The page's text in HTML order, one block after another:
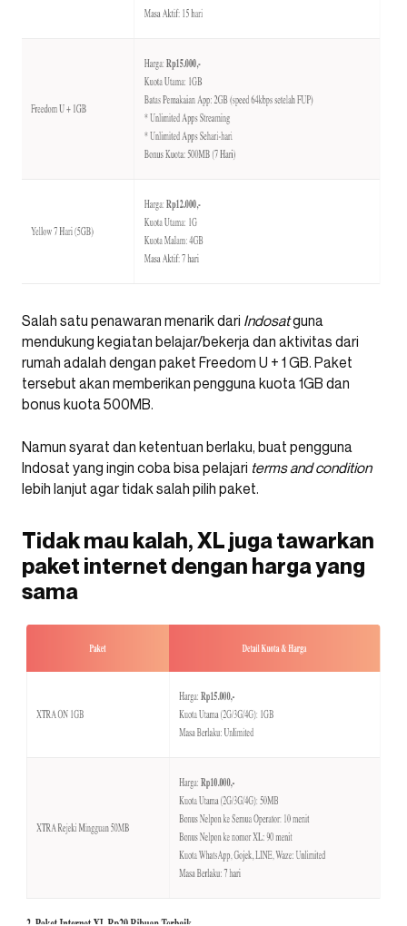
Salah satu penawaran menarik dari Indosatguna
mendukung kegiatan belajar/bekerja dan aktivitas dari
rumah adalah dengan paket Freedom U + 1 GB. Paket
tersebut akan memberikan pengguna kuota 1GB dan
bonus kuota 500MB.
Namun syarat dan ketentuan berlaku, buat pengguna
Indosat yang ingin coba bisa pelajari termsand condition
lebih lanjut agar tidak salah pilih paket.
Tidak mau kalah, XL juga tawarkan
paket internet dengan harga yang
sama